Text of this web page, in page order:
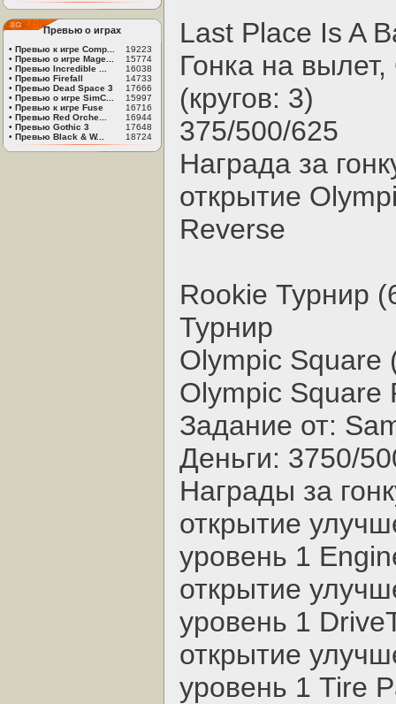
Превью о играх
• Превью к игре Comp...
19223
• Превью о игре Mage...
15774
• Превью Incredible ...
16038
• Превью Firefall
14733
• Превью Dead Space 3
17666
• Превью о игре SimC...
15997
• Превью к игре Fuse
16716
• Превью Red Orche...
16944
• Превью Gothic 3
17648
• Превью Black & W... 18724
Last Place Is A
Гонка на
(кругов: 3)
375/500/625
Награда за
открытие
Reverse
Rookie Турнир
Турнир
Olympic Square
Olympic Square
Задание от:
Деньги: 3750/
Награды за
открытие
уровень 1
открытие
уровень 1
открытие
уровень 1 Tire